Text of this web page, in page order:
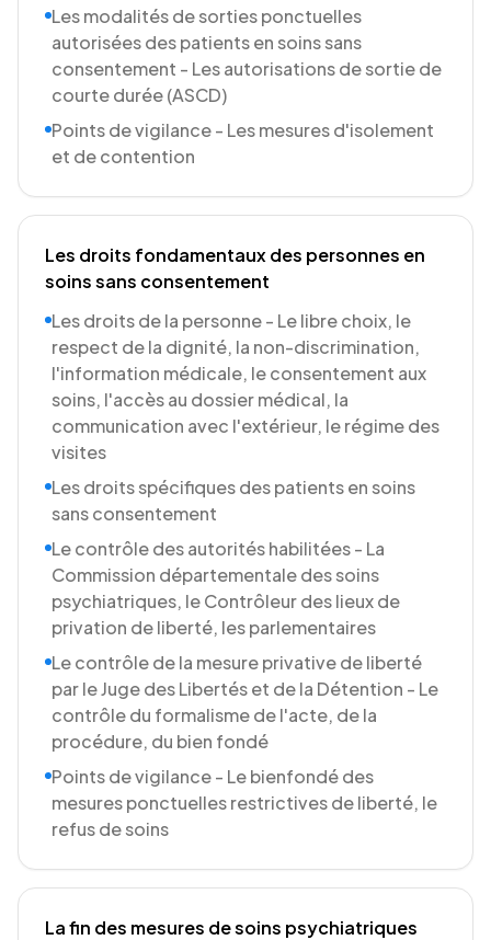
Les modalités de sorties ponctuelles
autorisées des patients en soins sans
consentement - Les autorisations de sortie de
courte durée (ASCD)
Points de vigilance - Les mesures d'isolement
et de contention
Les droits fondamentaux des personnes en
soins sans consentement
Les droits de la personne - Le libre choix, le
respect de la dignité, la non-discrimination,
l'information médicale, le consentement aux
soins, l'accès au dossier médical, la
communication avec l'extérieur, le régime des
visites
Les droits spécifiques des patients en soins
sans consentement
Le contrôle des autorités habilitées - La
Commission départementale des soins
psychiatriques, le Contrôleur des lieux de
privation de liberté, les parlementaires
Le contrôle de la mesure privative de liberté
par le Juge des Libertés et de la Détention - Le
contrôle du formalisme de l'acte, de la
procédure, du bien fondé
Points de vigilance - Le bienfondé des
mesures ponctuelles restrictives de liberté, le
refus de soins
La fin des mesures de soins psychiatriques